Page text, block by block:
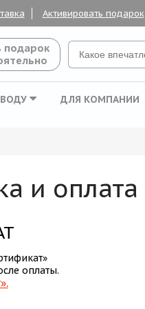
Активировать подарок
подарок
ДЛЯ КОМПАНИИ
и оплата
оплаты.